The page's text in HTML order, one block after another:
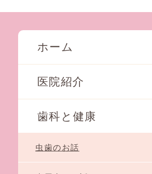
ホーム
医院紹介
歯科と健康
虫歯のお話